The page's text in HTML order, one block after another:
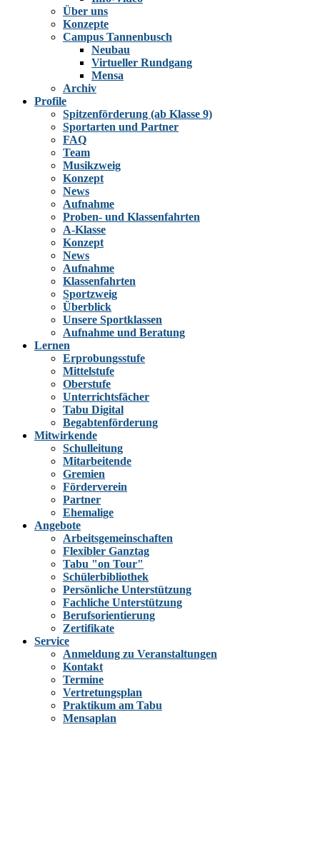
Über uns
Konzepte
Campus Tannenbusch
Neubau
Virtueller Rundgang
Mensa
Archiv
Profile
Spitzenförderung (ab Klasse 9)
Sportarten und Partner
FAQ
Team
Musikzweig
Konzept
News
Aufnahme
Proben- und Klassenfahrten
A-Klasse
Konzept
News
Aufnahme
Klassenfahrten
Sportzweig
Überblick
Unsere Sportklassen
Aufnahme und Beratung
Lernen
Erprobungsstufe
Mittelstufe
Oberstufe
Unterrichtsfächer
Tabu Digital
Begabtenförderung
Mitwirkende
Schulleitung
Mitarbeitende
Gremien
Förderverein
Partner
Ehemalige
Angebote
Arbeitsgemeinschaften
Flexibler Ganztag
Tabu "on Tour"
Schülerbibliothek
Persönliche Unterstützung
Fachliche Unterstützung
Berufsorientierung
Zertifikate
Service
Anmeldung zu Veranstaltungen
Kontakt
Termine
Vertretungsplan
Praktikum am Tabu
Mensaplan